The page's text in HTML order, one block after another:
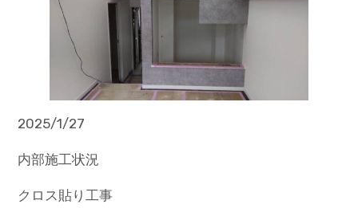
2025/1/27
内部施工状況
クロス貼り工事